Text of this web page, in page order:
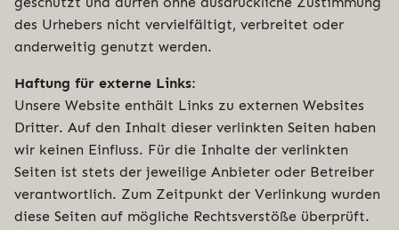
des Urhebers nicht ver­viel­fäl­tigt, ver­brei­tet oder
ander­wei­tig genutzt werden.
Haftung für externe Links:
Unsere Website enthält Links zu externen Websites
Dritter. Auf den Inhalt dieser ver­link­ten Seiten haben
wir keinen Einfluss. Für die Inhalte der ver­link­ten
Seiten ist stets der jeweilige Anbieter oder Betreiber
ver­ant­wort­lich. Zum Zeitpunkt der Ver­lin­kung wurden
diese Seiten auf mögliche Rechts­ver­stö­ße überprüft.